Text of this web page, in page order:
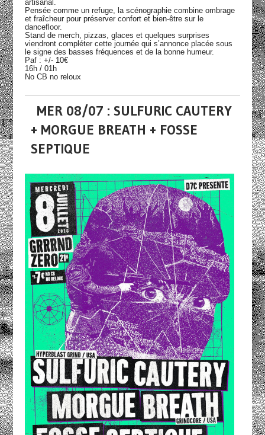
artisanal.
Pensée comme un refuge, la scénographie combine ombrage
et fraîcheur pour préserver confort et bien-être sur le
dancefloor.
Stand de merch, pizzas, glaces et quelques surprises
viendront compléter cette journée qui s’annonce placée sous
le signe des basses fréquences et de la bonne humeur.
Paf : +/- 10€
16h / 01h
No CB no reloux
MER 08/07 : SULFURIC CAUTERY
+ MORGUE BREATH + FOSSE
SEPTIQUE